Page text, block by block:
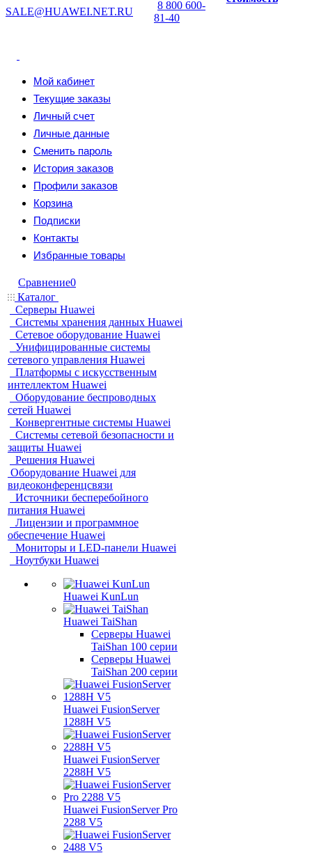
SALE@HUAWEI.NET.RU
8 800 600-
81-40
Мой кабинет
Текущие заказы
Личный счет
Личные данные
Сменить пароль
История заказов
Профили заказов
Корзина
Подписки
Контакты
Избранные товары
Сравнение0
Каталог
Серверы Huawei
Системы хранения данных Huawei
Сетевое оборудование Huawei
Унифицированные системы
сетевого управления Huawei
Платформы с искусственным
интеллектом Huawei
Оборудование беспроводных
сетей Huawei
Конвергентные системы Huawei
Системы сетевой безопасности и
защиты Huawei
Решения Huawei
Оборудование Huawei для
видеоконференцсвязи
Источники бесперебойного
питания Huawei
Лицензии и программное
обеспечение Huawei
Мониторы и LED-панели Huawei
Ноутбуки Huawei
Huawei KunLun
Huawei TaiShan
Серверы Huawei
TaiShan 100 серии
Серверы Huawei
TaiShan 200 серии
Huawei FusionServer
1288H V5
Huawei FusionServer
2288H V5
Huawei FusionServer Pro
2288 V5